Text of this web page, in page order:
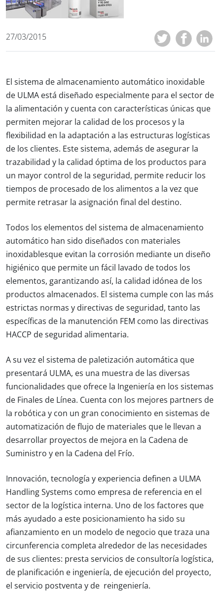
27/03/2015
El sistema de almacenamiento automático inoxidable
de ULMA está diseñado especialmente para el sector de
la alimentación y cuenta con características únicas que
permiten mejorar la calidad de los procesos y la
flexibilidad en la adaptación a las estructuras logísticas
de los clientes. Este sistema, además de asegurar la
trazabilidad y la calidad óptima de los productos para
un mayor control de la seguridad, permite reducir los
tiempos de procesado de los alimentos a la vez que
permite retrasar la asignación final del destino.
Todos los elementos del sistema de almacenamiento
automático han sido diseñados con materiales
inoxidablesque evitan la corrosión mediante un diseño
higiénico que permite un fácil lavado de todos los
elementos, garantizando así, la calidad idónea de los
productos almacenados. El sistema cumple con las más
estrictas normas y directivas de seguridad, tanto las
específicas de la manutención FEM como las directivas
HACCP de seguridad alimentaria.
A su vez el sistema de paletización automática que
presentará ULMA, es una muestra de las diversas
funcionalidades que ofrece la Ingeniería en los sistemas
de Finales de Línea. Cuenta con los mejores partners de
la robótica y con un gran conocimiento en sistemas de
automatización de flujo de materiales que le llevan a
desarrollar proyectos de mejora en la Cadena de
Suministro y en la Cadena del Frío.
Innovación, tecnología y experiencia definen a ULMA
Handling Systems como empresa de referencia en el
sector de la logística interna. Uno de los factores que
más ayudado a este posicionamiento ha sido su
afianzamiento en un modelo de negocio que traza una
circunferencia completa alrededor de las necesidades
de sus clientes: presta servicios de consultoría logística,
de planificación e ingeniería, de ejecución del proyecto,
el servicio postventa y de reingeniería.